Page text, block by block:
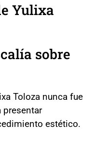
Yulixa
sobre
Toloza nunca fue
presentar
estético.